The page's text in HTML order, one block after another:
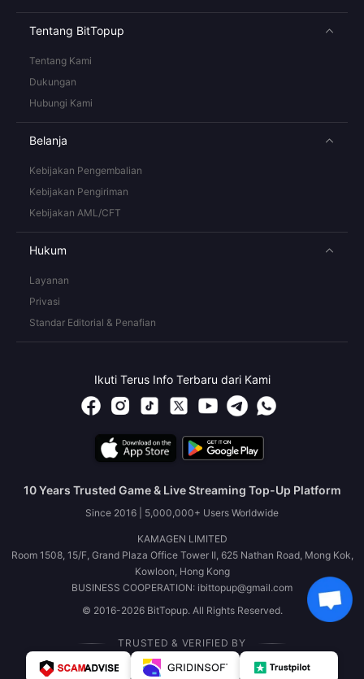
Tentang BitTopup
Tentang Kami
Dukungan
Hubungi Kami
Belanja
Kebijakan Pengembalian
Kebijakan Pengiriman
Kebijakan AML/CFT
Hukum
Layanan
Privasi
Standar Editorial & Penafian
Ikuti Terus Info Terbaru dari Kami
10 Years Trusted Game & Live Streaming Top-Up Platform
Since 2016 | 5,000,000+ Users Worldwide
KAMAGEN LIMITED
Room 1508, 15/F, Grand Plaza Office Tower II, 625 Nathan Road, Mong Kok,
Kowloon, Hong Kong
BUSINESS COOPERATION: ibittopup@gmail.com
© 2016-2026 BitTopup. All Rights Reserved.
TRUSTED & VERIFIED BY